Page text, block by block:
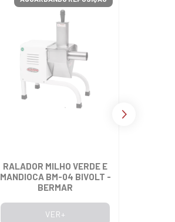
RALADOR MILHO VERDE E
MANDIOCA BM-04 BIVOLT -
BERMAR
VER+